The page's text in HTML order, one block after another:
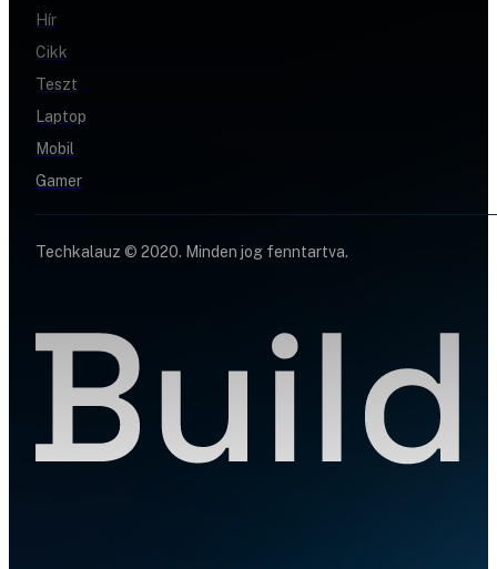
Hír
Cikk
Teszt
Laptop
Mobil
Gamer
Techkalauz © 2020. Minden jog fenntartva.